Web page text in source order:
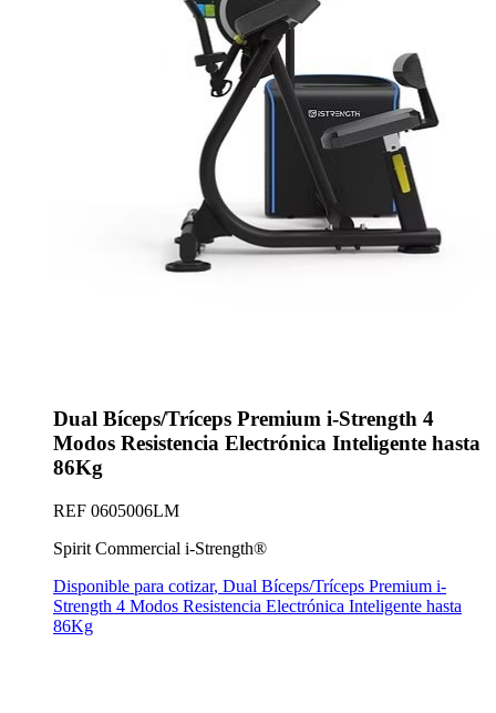
Dual Bíceps/Tríceps Premium i-Strength 4
Modos Resistencia Electrónica Inteligente hasta
86Kg
REF 0605006LM
Spirit Commercial i-Strength®
Disponible para cotizar, Dual Bíceps/Tríceps Premium i-
Strength 4 Modos Resistencia Electrónica Inteligente hasta
86Kg